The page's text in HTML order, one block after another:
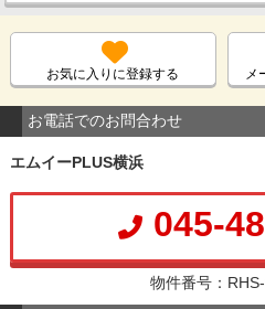
お気に入りに登録する メ
お電話でのお問合わせ
エムイーPLUS横浜
045-
物件番号：